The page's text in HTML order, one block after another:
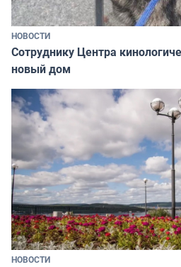
НОВОСТИ
Сотруднику Центра
новый дом
НОВОСТИ